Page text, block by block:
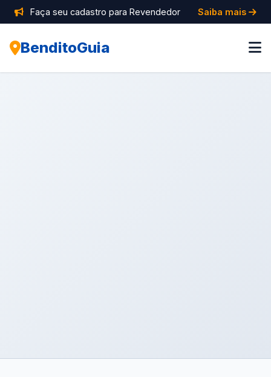
Faça seu cadastro para Revendedor Saiba mais
BenditoGuia